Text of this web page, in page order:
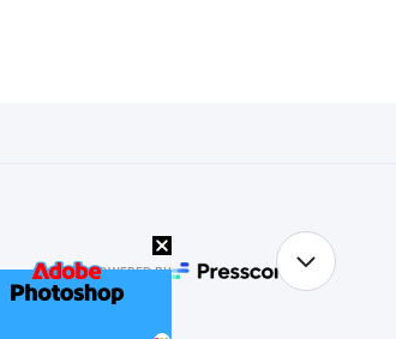
POWERED BY